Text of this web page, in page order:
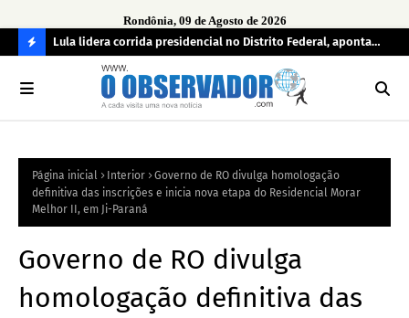
Rondônia, 09 de Agosto de 2026
O
R
A
Lula lidera corrida presidencial no Distrito Federal, aponta
pesquisa; Flávio Bolsonaro aparece em segundo
Página inicial Interior
Governo de RO divulga homologação
definitiva das inscrições e inicia nova etapa do Residencial Morar
Melhor II, em Ji-Paraná
Governo de RO divulga
homologação definitiva das